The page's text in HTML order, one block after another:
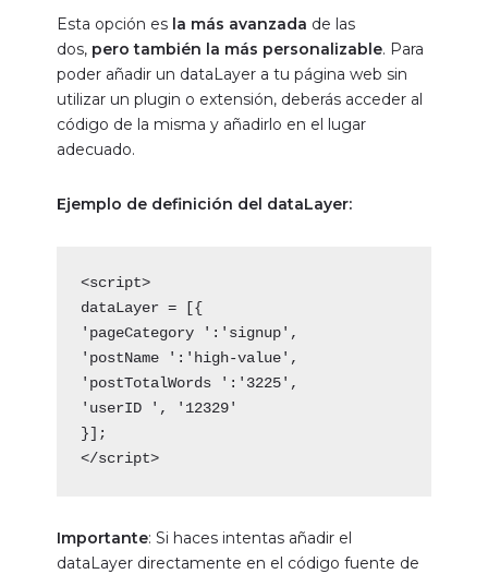
Esta opción es la más avanzada de las
dos, pero también la más personalizable. Para
poder añadir un dataLayer a tu página web sin
utilizar un plugin o extensión, deberás acceder al
código de la misma y añadirlo en el lugar
adecuado.
Ejemplo de definición del dataLayer:
<script>
dataLayer = [{
'pageCategory ':'signup',
'postName ':'high-value',
'postTotalWords ':'3225',
'userID ', '12329'
}];
</script>
Importante: Si haces intentas añadir el
dataLayer directamente en el código fuente de